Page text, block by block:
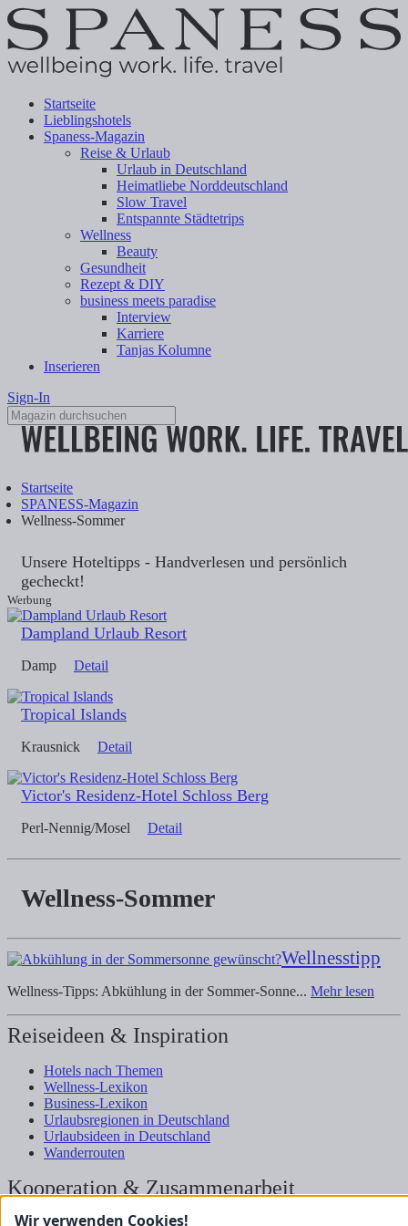
Startseite
Lieblingshotels
Spaness-Magazin
Reise & Urlaub
Urlaub in Deutschland
Heimatliebe Norddeutschland
Slow Travel
Entspannte Städtetrips
Wellness
Beauty
Gesundheit
Rezept & DIY
business meets paradise
Interview
Karriere
Tanjas Kolumne
Inserieren
Sign-In
Startseite
SPANESS-Magazin
Wellness-Sommer
Unsere Hoteltipps - Handverlesen und persönlich
gecheckt!
Werbung
Dampland Urlaub Resort
Damp Detail
Tropical Islands
Krausnick Detail
Victor's Residenz-Hotel Schloss Berg
Perl-Nennig/Mosel Detail
Wellness-Sommer
Wellnesstipp
Wellness-Tipps: Abkühlung in der Sommer-Sonne... Mehr lesen
Reiseideen & Inspiration
Hotels nach Themen
Wellness-Lexikon
Business-Lexikon
Urlaubsregionen in Deutschland
Urlaubsideen in Deutschland
Wanderrouten
Kooperation & Zusammenarbeit
Wir verwenden Cookies!